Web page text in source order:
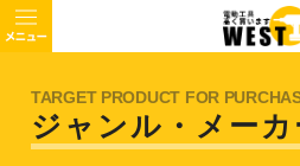
ジャンル・メー